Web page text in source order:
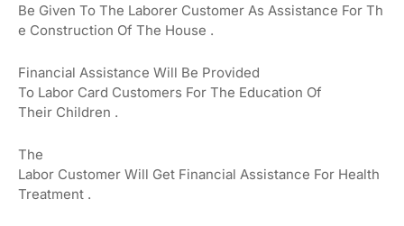
Be Given To The Laborer Customer As Assistance For Th
E Construction Of The House .
Financial Assistance Will Be Provided
To Labor Card Customers For The Education Of
Their Children .
The
Labor Customer Will Get Financial Assistance For Health
Treatment .